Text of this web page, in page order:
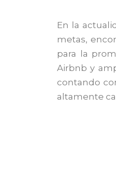
En la
metas,
para la
Airbnb y
contando
altamente